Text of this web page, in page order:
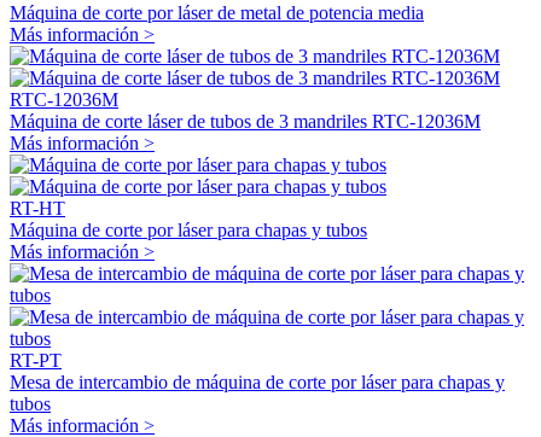
Máquina de corte por láser de metal de potencia media
Más información >
RTC-12036M
Máquina de corte láser de tubos de 3 mandriles RTC-12036M
Más información >
RT-HT
Máquina de corte por láser para chapas y tubos
Más información >
RT-PT
Mesa de intercambio de máquina de corte por láser para chapas y
tubos
Más información >